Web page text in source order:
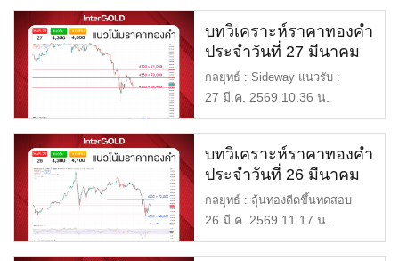
บทวิเคราะห์ราคาทองคำ
ประจำวันที่ 27 มีนาคม
2569
กลยุทธ์ : Sideway แนวรับ :
$4,350 หรือ 68,400 แนวต้าน :
27 มี.ค. 2569 10.36 น.
บทวิเคราะห์ราคาทองคำ
ประจำวันที่ 26 มีนาคม
2569
กลยุทธ์ : ลุ้นทองดีดขึ้นทดสอบ
4700$ แนวรับ : $4,300 หรื […]
26 มี.ค. 2569 11.17 น.